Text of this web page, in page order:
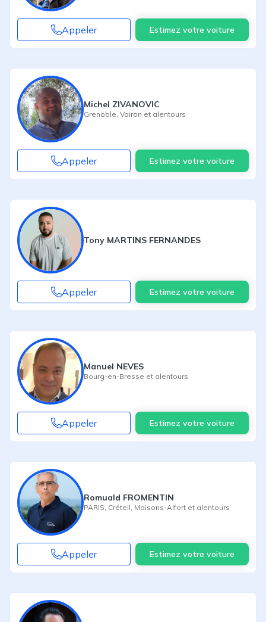
Appeler Estimez votre voiture
Michel ZIVANOVIC
Grenoble Voiron et alentours
Appeler Estimez votre voiture
Tony MARTINS FERNANDES
Appeler Estimez votre voiture
Manuel NEVES
Bourg-en-Bresse et alentours
Appeler Estimez votre voiture
Romuald FROMENTIN
PARIS Créteil Maisons-Alfort et alentours
Appeler Estimez votre voiture